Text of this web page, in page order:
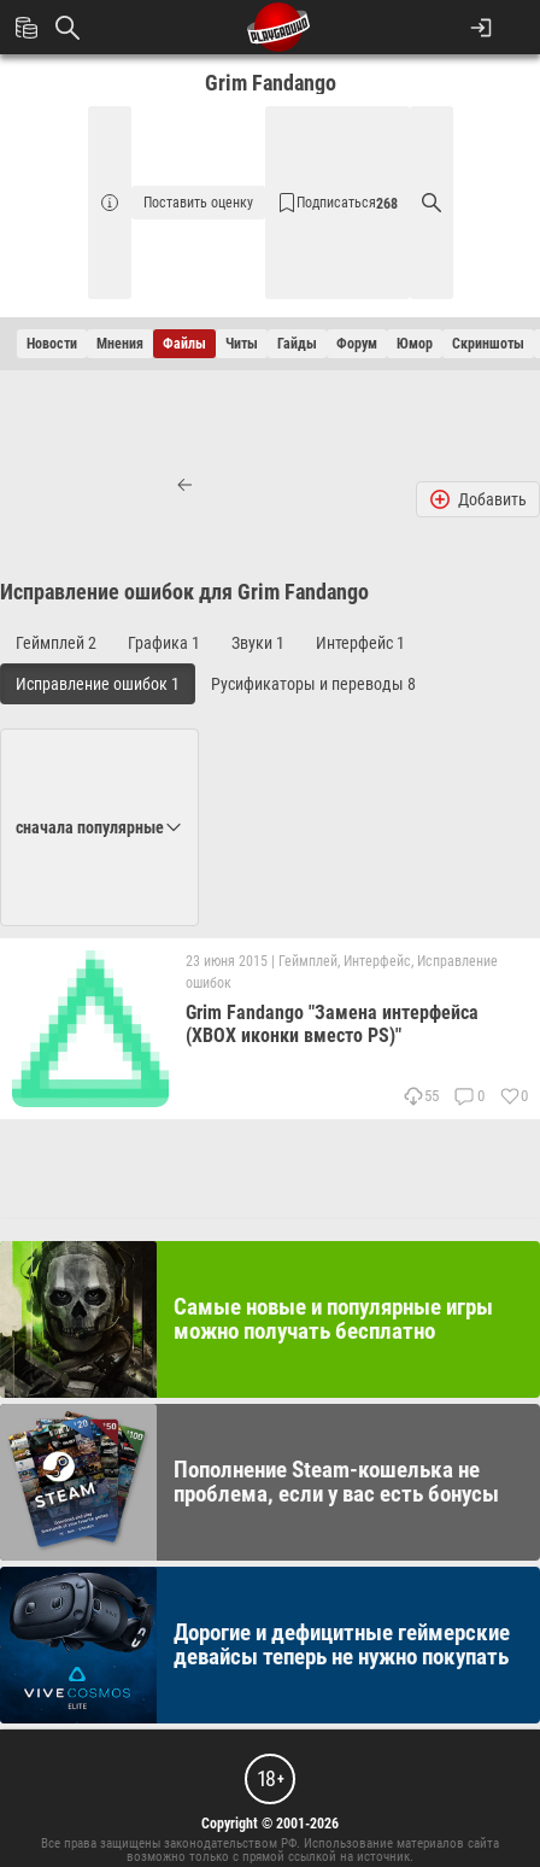
Grim Fandango
Поставить оценку Подписаться268
Новости Мнения Файлы Читы Гайды Форум Юмор Cкриншоты
Исправление ошибок для Grim Fandango
Добавить
Геймплей 2 Графика 1 Звуки 1 Интерфейс 1
Исправление ошибок 1 Русификаторы и переводы 8
сначала популярные
23 июня 2015 Геймплей, Интерфейс, Исправление
ошибок
Grim Fandango "Замена интерфейса
(XBOX иконки вместо PS)"
55 0 0
Самые новые и популярные игры
можно получать бесплатно
Пополнение Steam-кошелька не
проблема, если у вас есть бонусы
Дорогие и дефицитные геймерские
девайсы теперь не нужно покупать
18 +
Copyright © 2001-2026
Все права защищены законодательством РФ. Использование материалов сайта
возможно только с прямой ссылкой на источник.